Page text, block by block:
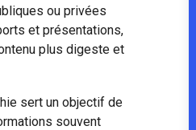
ou privées
et présentations,
plus digeste et
sert un objectif de
souvent